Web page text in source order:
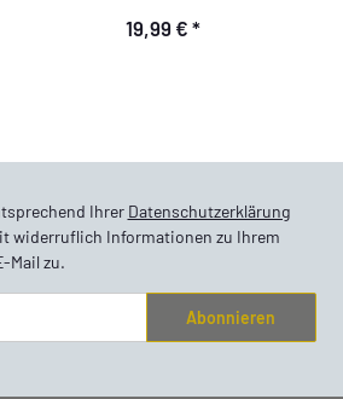
GSM
19,99 € *
Ihrer Datenschutzerklärung
widerruflich Informationen zu Ihrem
Mail zu.
Abonnieren